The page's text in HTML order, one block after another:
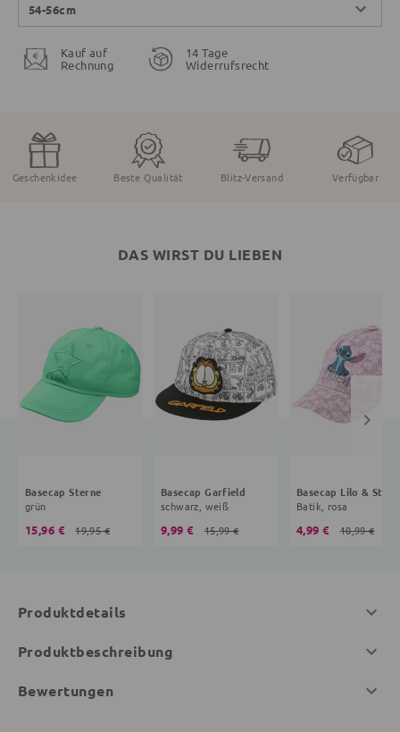
54-56cm
Kauf auf
Rechnung
14 Tage
Widerrufsrecht
Geschenkidee Beste Qualität Blitz-Versand Verfügbar
DAS WIRST DU LIEBEN
Basecap Sterne
grün
15,96 € 19,95 €
Basecap Garfield
schwarz, weiß
9,99 € 15,99 €
Basecap Lilo &
Batik, rosa
4,99 € 10,99 €
Produktdetails
Produktbeschreibung
Bewertungen